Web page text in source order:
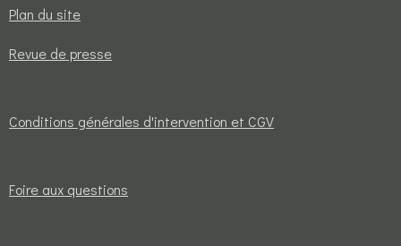
Plan du site
Revue de presse
Conditions générales d'intervention et CGV
Foire aux questions